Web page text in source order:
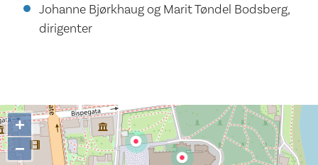
Johanne Bjørkhaug og Marit Tøndel Bodsberg,
dirigenter
+
−